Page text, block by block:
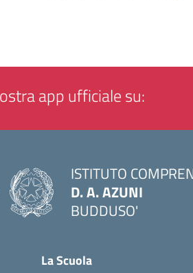
app ufficiale su:
ISTITUTO
D. A. AZUNI
BUDDUSO'
La Scuola